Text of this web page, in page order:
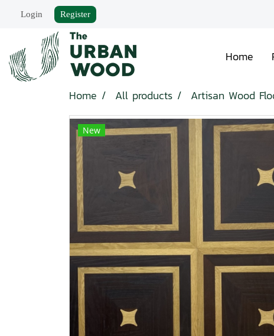
Login Register
Home
Home All products Artisan Wood
New